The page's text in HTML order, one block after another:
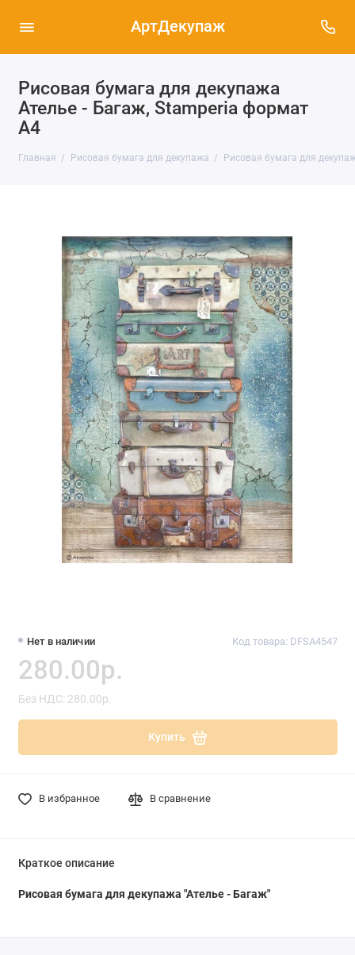
АртДекупаж
Рисовая бумага для декупажа
Ателье - Багаж, Stamperia формат
А4
Главная Рисовая бумага для декупажа Рисовая бумага для
Нет в наличии Код товара: DFSA4547
280.00р.
Без НДС: 280.00р.
Купить
В избранное В сравнение
Краткое описание
Рисовая бумага для декупажа "Ателье - Багаж"